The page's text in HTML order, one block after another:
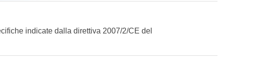
indicate dalla direttiva 2007/2/CE del